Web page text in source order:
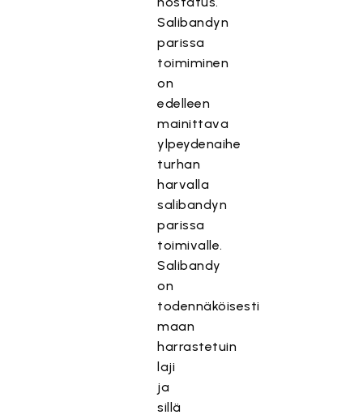
Salibandyn
parissa
toimiminen
on
edelleen
mainittava
ylpeydenaihe
turhan
harvalla
salibandyn
parissa
toimivalle.
Salibandy
on
todennäköisesti
maan
harrastetuin
laji
ja
sillä